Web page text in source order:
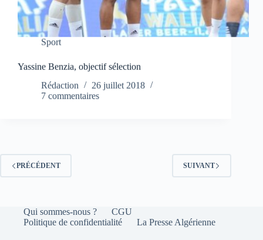
Sport
Yassine Benzia, objectif sélection
Rédaction
26 juillet 2018
7 commentaires
PRÉCÉDENT SUIVANT
Qui sommes-nous ?
CGU
Politique de confidentialité
La Presse Algérienne